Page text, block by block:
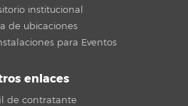
institucional
de ubicaciones
para Eventos
enlaces
de contratante